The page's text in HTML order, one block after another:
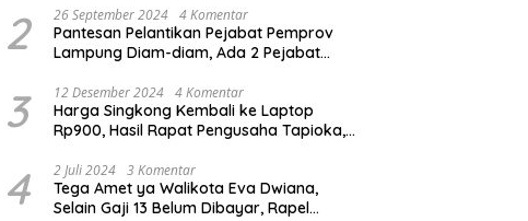
2 26 September 2024 4 Komentar
Pantesan Pelantikan Pejabat Pemprov
Lampung Diam-diam, Ada 2 Pejabat
3 12 Desember 2024 4 Komentar
Harga Singkong Kembali ke Laptop
Rp900, Hasil Rapat Pengusaha Tapioka,
Lampung
4 2 Juli 2024 3 Komentar
Tega Amet ya Walikota Eva Dwiana,
Selain Gaji 13 Belum Dibayar, Rapel